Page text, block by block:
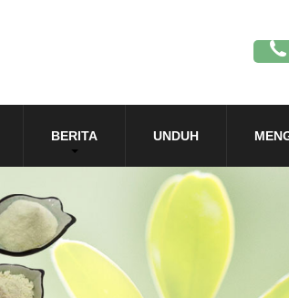
BERITA UNDUH